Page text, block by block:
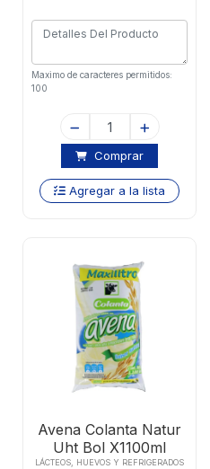
Maximo de caracteres permitidos:
100
Comprar
Agregar a la lista
Avena Colanta Natur
Uht Bol X1100ml
LÁCTEOS, HUEVOS Y REFRIGERADOS